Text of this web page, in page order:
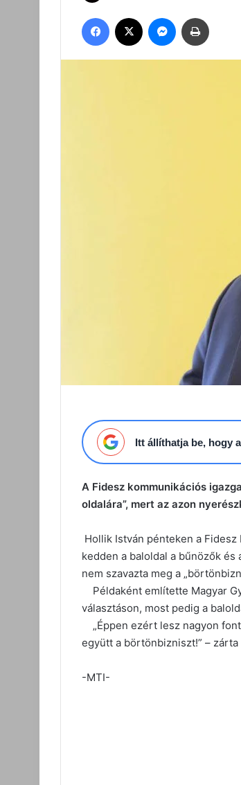
email
Facebook Messenger
Itt állíthatja be, hogy
A Fidesz kommunikációs
oldalára”, mert az azon
Hollik István pénteken a
kedden a baloldal a bűnözők
nem szavazta meg a
Példaként említette Magyar
választáson, most pedig a
„Éppen ezért lesz nagyon
együtt a börtönbizniszt!” –
-MTI-